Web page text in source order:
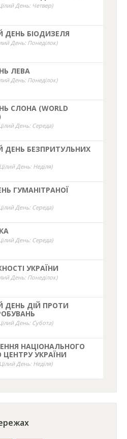
День: Четвер)
БІОДИЗЕЛЯ
День: Понеділок)
ЛЕВА
День: Понеділок)
СЛОНА (WORLD
День: Середа)
БЕЗПРИТУЛЬНИХ
День: Неділя)
ГУМАНІТРАНОЇ
День: Середа)
День: Середа)
УКРАЇНИ
День: Понеділок)
ДІЙ ПРОТИ
День: Субота)
НАЦІОНАЛЬНОГО
ЦЕНТРУ УКРАЇНИ
День: Неділя)